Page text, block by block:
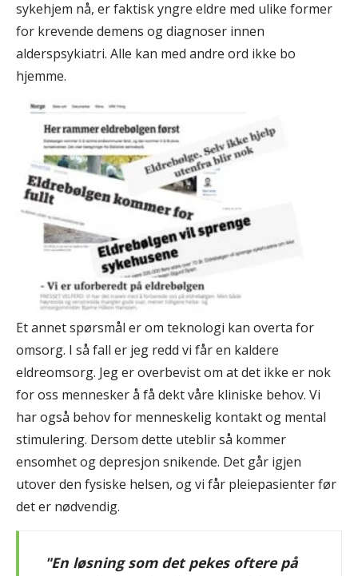
sykehjem nå, er faktisk yngre eldre med ulike former
for krevende demens og diagnoser innen
alderspsykiatri. Alle kan med andre ord ikke bo
hjemme.
Et annet spørsmål er om teknologi kan overta for
omsorg. I så fall er jeg redd vi får en kaldere
eldreomsorg. Jeg er overbevist om at det ikke er nok
for oss mennesker å få dekt våre kliniske behov. Vi
har også behov for menneskelig kontakt og mental
stimulering. Dersom dette uteblir så kommer
ensomhet og depresjon snikende. Det går igjen
utover den fysiske helsen, og vi får pleiepasienter før
det er nødvendig.
"En løsning som det pekes oftere på